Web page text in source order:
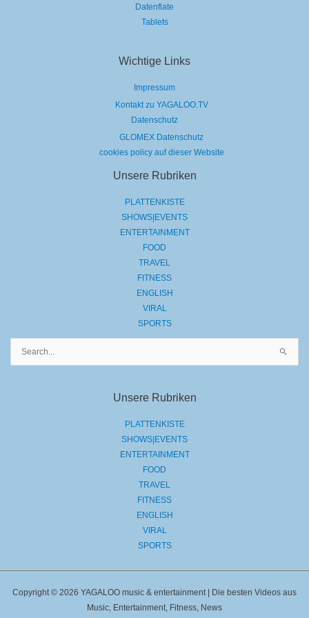
Datenflate
Tablets
Wichtige Links
Impressum
Kontakt zu YAGALOO.TV
Datenschutz
GLOMEX Datenschutz
cookies policy auf dieser Website
Unsere Rubriken
PLATTENKISTE
SHOWS|EVENTS
ENTERTAINMENT
FOOD
TRAVEL
FITNESS
ENGLISH
VIRAL
SPORTS
Unsere Rubriken
PLATTENKISTE
SHOWS|EVENTS
ENTERTAINMENT
FOOD
TRAVEL
FITNESS
ENGLISH
VIRAL
SPORTS
Copyright © 2026 YAGALOO music & entertainment | Die besten Videos aus
Music, Entertainment, Fitness, News